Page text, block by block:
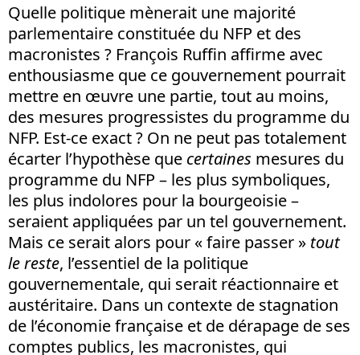
Quelle politique mènerait une majorité
parlementaire constituée du NFP et des
macronistes ? François Ruffin affirme avec
enthousiasme que ce gouvernement pourrait
mettre en œuvre une partie, tout au moins,
des mesures progressistes du programme du
NFP. Est-ce exact ? On ne peut pas totalement
écarter l’hypothèse que certaines mesures du
programme du NFP – les plus symboliques,
les plus indolores pour la bourgeoisie –
seraient appliquées par un tel gouvernement.
Mais ce serait alors pour « faire passer » tout
le reste, l’essentiel de la politique
gouvernementale, qui serait réactionnaire et
austéritaire. Dans un contexte de stagnation
de l’économie française et de dérapage de ses
comptes publics, les macronistes, qui